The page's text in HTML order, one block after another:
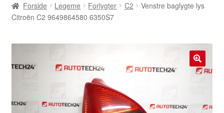
Betalinger
Klage
Forside Legeme Forlygter C2
Venstre baglygte lys
Citroën C2 9649864580 6350S7
🔍